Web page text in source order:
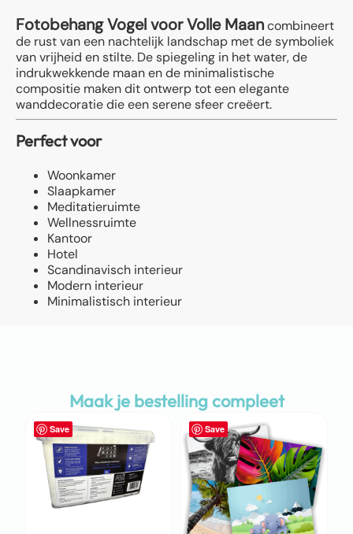
Fotobehang Vogel voor Volle Maancombineert
de rust van een nachtelijk landschap met de symboliek
van vrijheid en stilte. De spiegeling in het water, de
indrukwekkende maan en de minimalistische
compositie maken dit ontwerp tot een elegante
wanddecoratie die een serene sfeer creëert.
Perfect voor
Woonkamer
Slaapkamer
Meditatieruimte
Wellnessruimte
Kantoor
Hotel
Scandinavisch interieur
Modern interieur
Minimalistisch interieur
Maak je bestelling compleet
Save Save